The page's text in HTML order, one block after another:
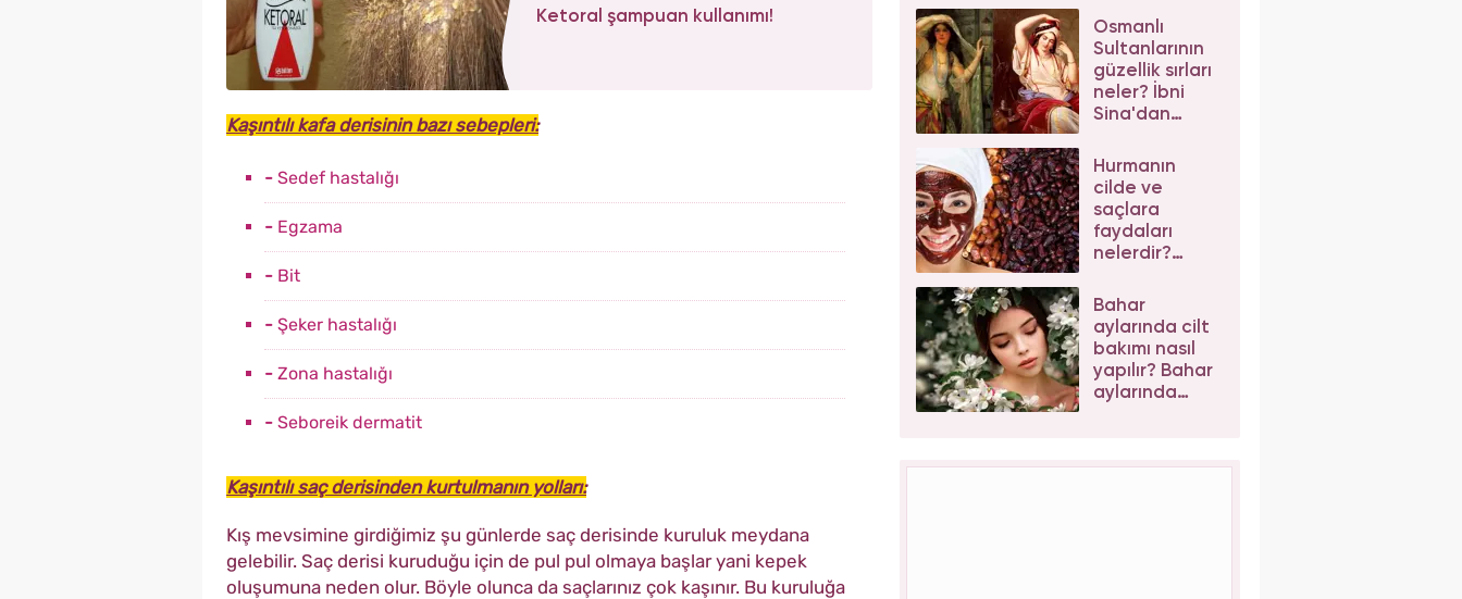
Ketoral şampuan kullanımı!
Kaşıntılı kafa derisinin bazı sebepleri:
- Sedef hastalığı
- Egzama
- Bit
- Şeker hastalığı
- Zona hastalığı
- Seboreik dermatit
Kaşıntılı saç derisinden kurtulmanın yolları:
Kış mevsimine girdiğimiz şu günlerde saç derisinde kuruluk meydana
gelebilir. Saç derisi kuruduğu için de pul pul olmaya başlar yani kepek
oluşumuna neden olur. Böyle olunca da saçlarınız çok kaşınır. Bu kuruluğa
Osmanlı
Sultanlarının
güzellik sırları
neler? İbni
Sina'dan
önerileri
Hurmanın
cilde ve
saçlara
faydaları
nelerdir?
maskesi evde
nasıl yapılır?
Bahar
aylarında cilt
bakımı nasıl
yapılır? Bahar
aylarında